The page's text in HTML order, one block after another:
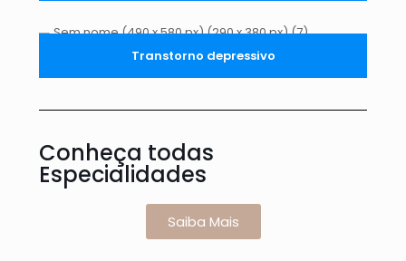
Transtorno depressivo
Conheça todas
Especialidades
Saiba Mais